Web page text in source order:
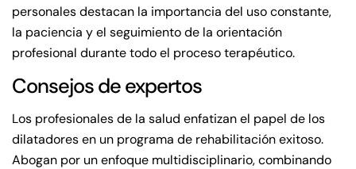
personales destacan la importancia del uso constante,
la paciencia y el seguimiento de la orientación
profesional durante todo el proceso terapéutico.
Consejos de expertos
Los profesionales de la salud enfatizan el papel de los
dilatadores en un programa de rehabilitación exitoso.
Abogan por un enfoque multidisciplinario, combinando